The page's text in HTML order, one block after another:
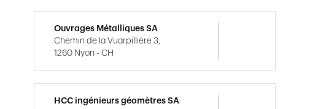
Ouvrages Métalliques SA
Chemin de la Vuarpillière 3,
1260 Nyon - CH
HCC ingénieurs géomètres SA